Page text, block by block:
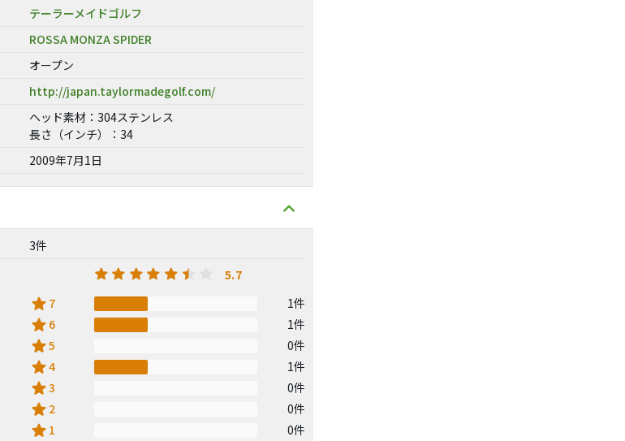
テーラーメイドゴルフ
ROSSA MONZA SPIDER
オープン
http://japan.taylormadegolf.com/
ヘッド素材：304ステンレス
長さ（インチ）：34
2009年7月1日
3件
5.7
star 7 1件
star 6 1件
star5 0件
star4 1件
star3 0件
star 2 0件
star 1
0件